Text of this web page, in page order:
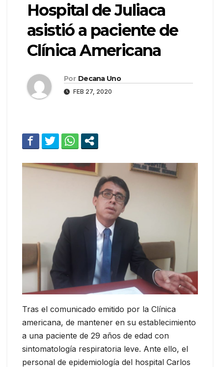
Hospital de Juliaca
asistió a paciente de
Clínica Americana
Por Decana Uno
FEB 27, 2020
Tras el comunicado emitido por la Clínica
americana, de mantener en su establecimiento
a una paciente de 29 años de edad con
sintomatología respiratoria leve. Ante ello, el
personal de epidemiología del hospital Carlos